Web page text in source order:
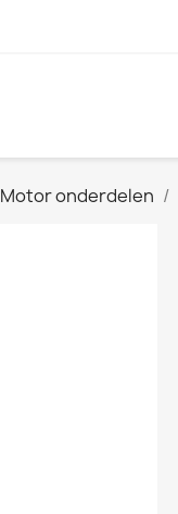
Motor onderdelen